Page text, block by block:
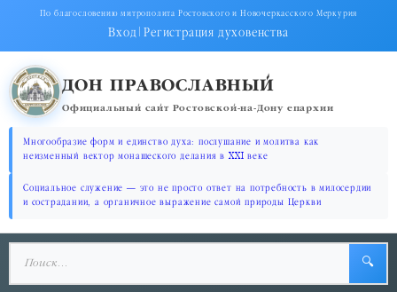
По благословению митрополита Ростовского и Новочеркасского Меркурия
Вход|Регистрация духовенства
ДОН ПРАВОСЛАВНЫЙ
Официальный сайт Ростовской-на-Дону епархии
Многообразие форм и единство духа: послушание и молитва как
неизменный вектор монашеского делания в XXI веке
Социальное служение — это не просто ответ на потребность в милосердии
и сострадании, а органичное выражение самой природы Церкви
🔍